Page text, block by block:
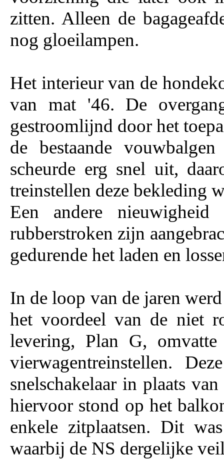
zitten. Alleen de
nog gloeilampen.
Het interieur van de
van mat '46. De
gestroomlijnd door het
de bestaande
scheurde erg snel uit,
treinstellen deze bekleding
Een andere
rubberstroken zijn
gedurende het laden en
In de loop van de jaren
het voordeel van de niet
levering, Plan G,
vierwagentreinstellen.
snelschakelaar in plaats
hiervoor stond op het
enkele zitplaatsen. Dit
waarbij de NS dergelijke